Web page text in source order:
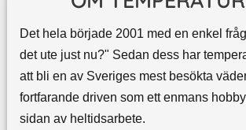
Det hela började 2001 med en enkel
det ute just nu?" Sedan dess har
att bli en av Sveriges mest besökta
fortfarande driven som ett enmans
sidan av heltidsarbete.